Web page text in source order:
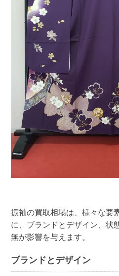
振袖の買取相場は、様々な要
に、ブランドとデザイン、状
無が影響を与えます。
ブランドとデザイン